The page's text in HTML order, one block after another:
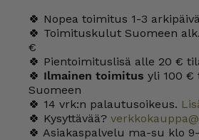
🍀 Nopea toimitus 1-3
🍀 Toimituskulut Suomeen
€
🍀 Pientoimituslisä alle 20 €
🍀 Ilmainen toimitus yli 100 €
Suomeen
🍀 14 vrk:n palautusoikeus.
🍀 Kysyttävää?
🍀 Asiakaspalvelu ma-su klo